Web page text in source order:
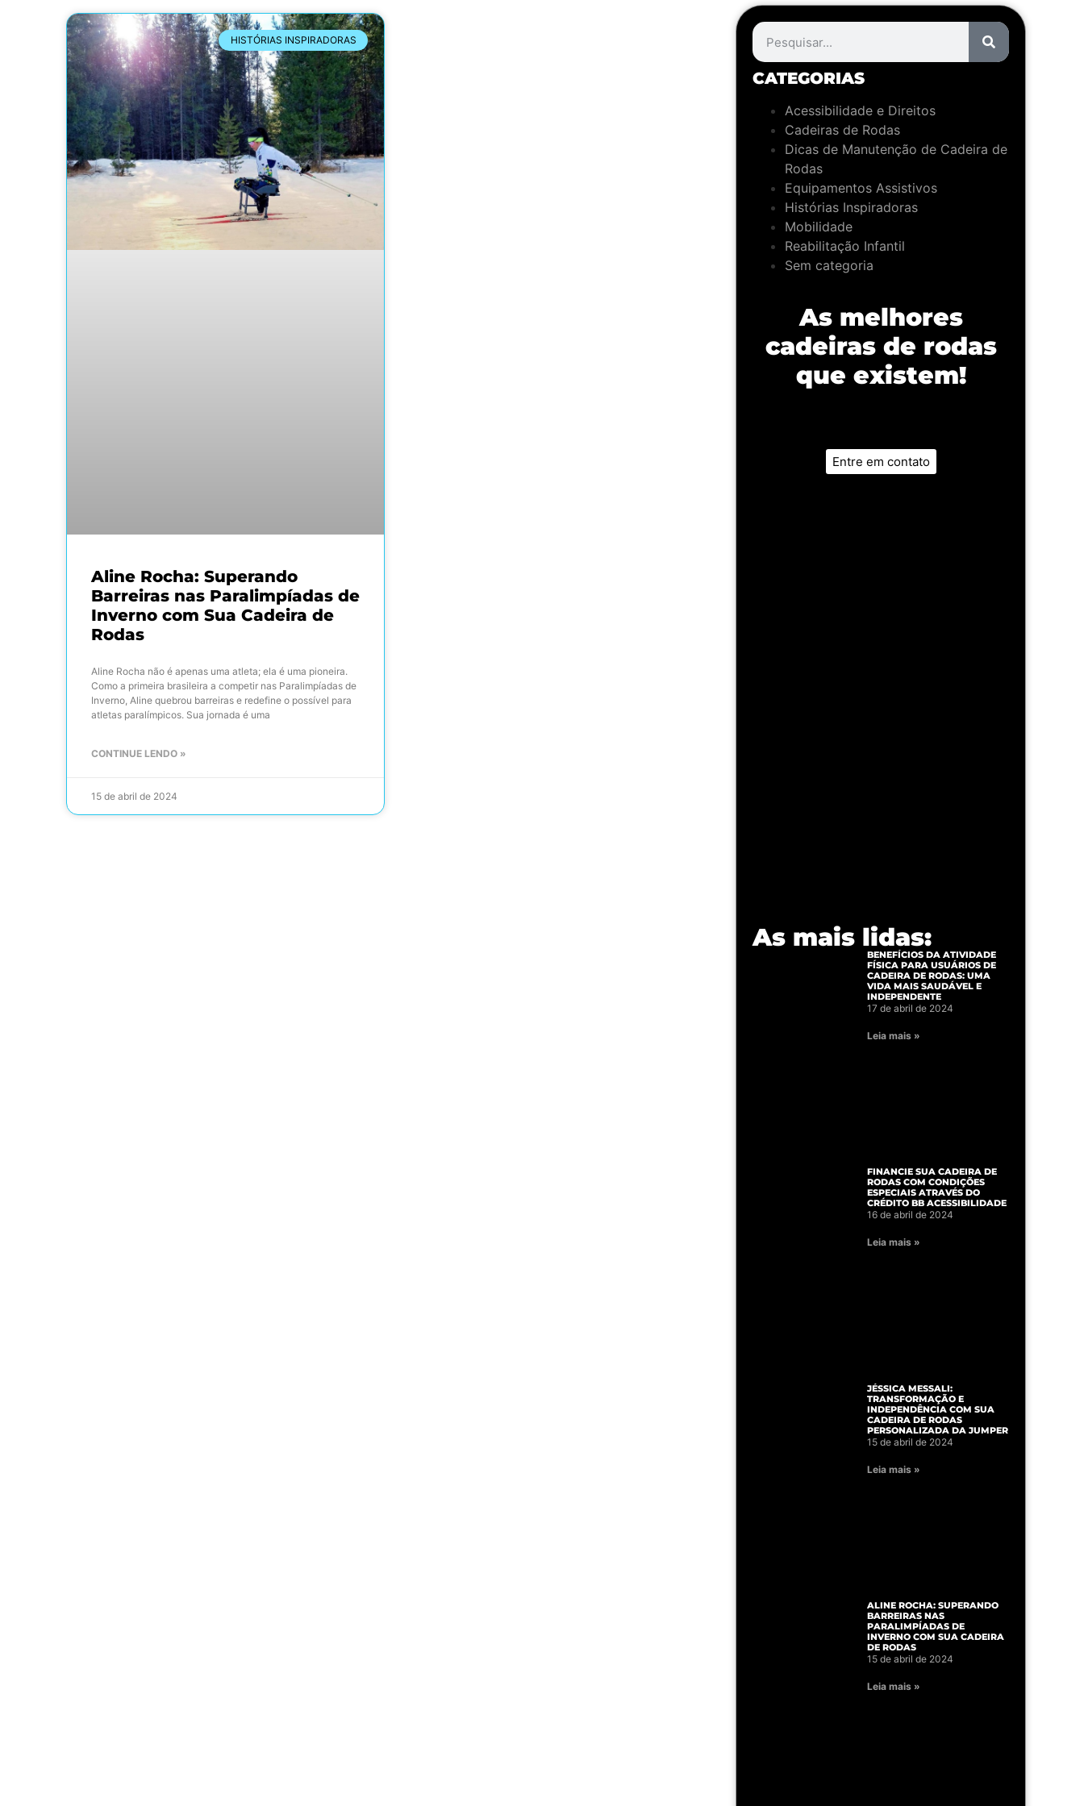
HISTÓRIAS INSPIRADORAS
Aline Rocha: Superando
Barreiras nas Paralimpíadas de
Inverno com Sua Cadeira de
Rodas
Aline Rocha não é apenas uma atleta; ela é uma pioneira.
Como a primeira brasileira a competir nas Paralimpíadas de
Inverno, Aline quebrou barreiras e redefine o possível para
atletas paralímpicos. Sua jornada é uma
CONTINUE LENDO »
15 de abril de 2024
CATEGORIAS
Acessibilidade e Direitos
Cadeiras de Rodas
Dicas de Manutenção de Cadeira de
Rodas
Equipamentos Assistivos
Histórias Inspiradoras
Mobilidade
Reabilitação Infantil
Sem categoria
As melhores
cadeiras de rodas
que existem!
Entre em contato
As mais lidas:
BENEFÍCIOS DA ATIVIDADE
FÍSICA PARA USUÁRIOS DE
CADEIRA DE RODAS: UMA
VIDA MAIS SAUDÁVEL E
INDEPENDENTE
17 de abril de 2024
Leia mais »
FINANCIE SUA CADEIRA DE
RODAS COM CONDIÇÕES
ESPECIAIS ATRAVÉS DO
CRÉDITO BB ACESSIBILIDADE
16 de abril de 2024
Leia mais »
JÉSSICA MESSALI:
TRANSFORMAÇÃO E
INDEPENDÊNCIA COM SUA
CADEIRA DE RODAS
PERSONALIZADA DA JUMPER
15 de abril de 2024
Leia mais »
ALINE ROCHA: SUPERANDO
BARREIRAS NAS
PARALIMPÍADAS DE
INVERNO COM SUA CADEIRA
DE RODAS
15 de abril de 2024
Leia mais »